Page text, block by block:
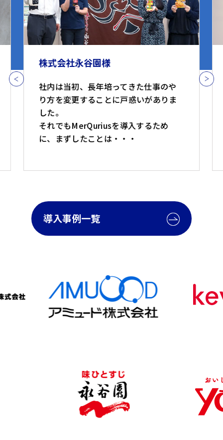
株式会社永谷園様
社内は当初、長年培ってきた仕事のや
り方を変更することに戸惑いがありま
した。
それでもMerQuriusを導入するため
に、まずしたことは・・・
導入事例一覧